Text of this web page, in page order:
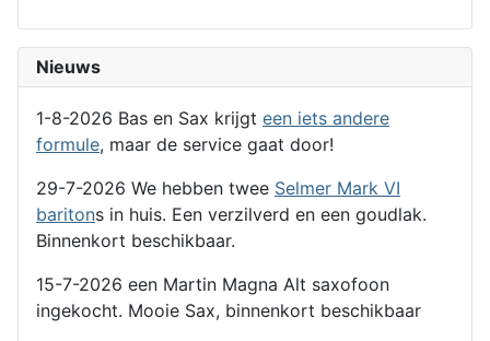
Nieuws
1-8-2026 Bas en Sax krijgt een iets andere
formule, maar de service gaat door!
29-7-2026 We hebben twee Selmer Mark VI
baritons in huis. Een verzilverd en een goudlak.
Binnenkort beschikbaar.
15-7-2026 een Martin Magna Alt saxofoon
ingekocht. Mooie Sax, binnenkort beschikbaar